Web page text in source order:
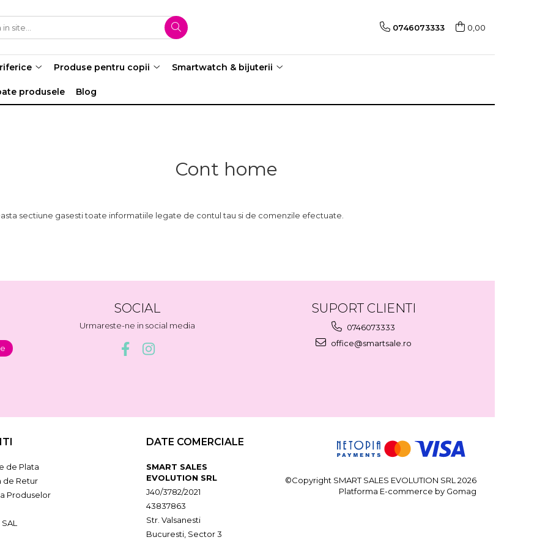
0746073333 0,00
Produse pentru copii Smartwatch & bijuterii
produsele Blog
Cont home
sectiune gasesti toate informatiile legate de contul tau si de comenzile efectuate.
SOCIAL
Urmareste-ne in social media
SUPORT CLIENTI
0746073333
office@smartsale.ro
de Plata
de Retur
Produselor
SAL
DATE COMERCIALE
SMART SALES
EVOLUTION SRL
J40/3782/2021
43837863
Str. Valsanesti
Bucuresti, Sector 3
©Copyright SMART SALES EVOLUTION SRL 2026
Platforma E-commerce by Gomag